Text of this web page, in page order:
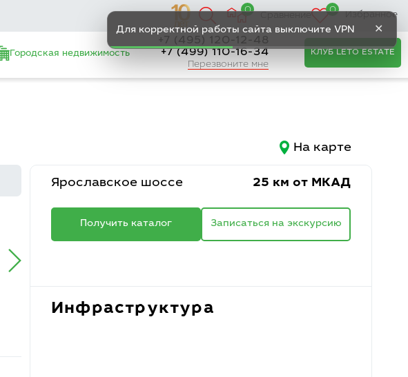
Для корректной работы сайта выключите VPN ✕
0 0 Избранное
Городская недвижимость
+7 (495) 120-12-48
+7 (499) 110-16-34
Перезвоните мне
КЛУБ LETO ESTATE
На карте
Ярославское шоссе 25 км от МКАД
Получить каталог Записаться на экскурсию
Инфраструктура